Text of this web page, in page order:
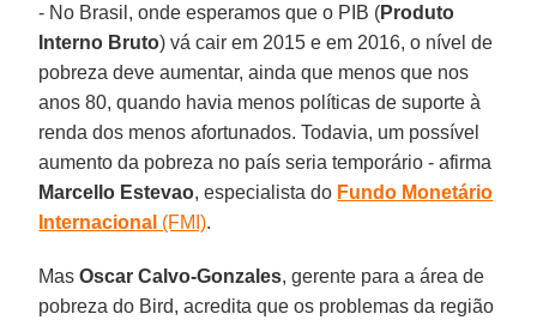
- No Brasil, onde esperamos que o PIB (Produto
Interno Bruto) vá cair em 2015 e em 2016, o nível de
pobreza deve aumentar, ainda que menos que nos
anos 80, quando havia menos políticas de suporte à
renda dos menos afortunados. Todavia, um possível
aumento da pobreza no país seria temporário - afirma
Marcello Estevao, especialista do Fundo Monetário
Internacional (FMI).
MasOscar Calvo-Gonzales, gerente para a área de
pobreza do Bird, acredita que os problemas da região